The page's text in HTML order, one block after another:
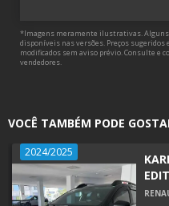
*Imagens meramente ilustrativas.
disponíveis nas versões. Preços sugeridos
modificados sem aviso prévio. Consulte e
vendedores.
VOCÊ TAMBÉM PODE
2024/2025